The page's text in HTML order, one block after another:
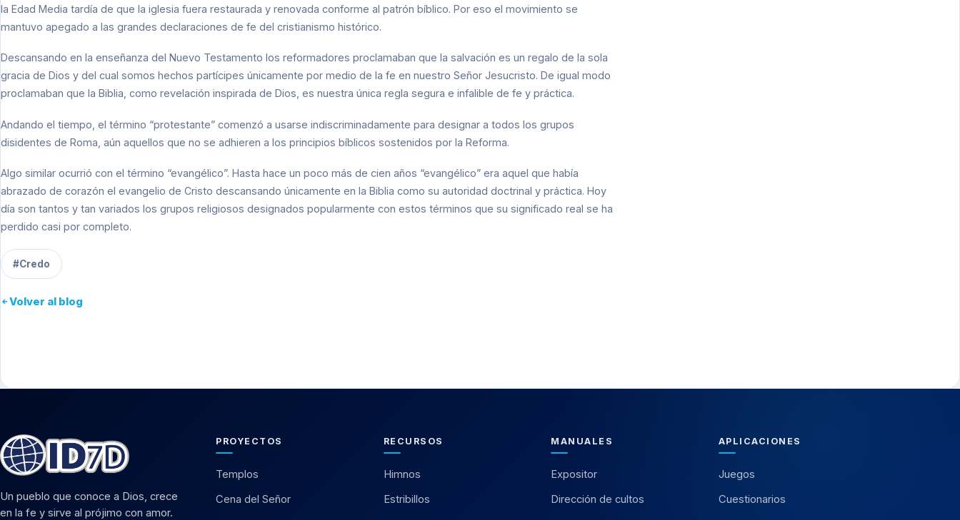
la Edad Media tardía de que la iglesia fuera restaurada y renovada conforme al patrón bíblico. Por eso el movimiento se
mantuvo apegado a las grandes declaraciones de fe del cristianismo histórico.
Descansando en la enseñanza del Nuevo Testamento los reformadores proclamaban que la salvación es un regalo de la sola
gracia de Dios y del cual somos hechos partícipes únicamente por medio de la fe en nuestro Señor Jesucristo. De igual modo
proclamaban que la Biblia, como revelación inspirada de Dios, es nuestra única regla segura e infalible de fe y práctica.
Andando el tiempo, el término “protestante” comenzó a usarse indiscriminadamente para designar a todos los grupos
disidentes de Roma, aún aquellos que no se adhieren a los principios bíblicos sostenidos por la Reforma.
Algo similar ocurrió con el término “evangélico”. Hasta hace un poco más de cien años “evangélico” era aquel que había
abrazado de corazón el evangelio de Cristo descansando únicamente en la Biblia como su autoridad doctrinal y práctica. Hoy
día son tantos y tan variados los grupos religiosos designados popularmente con estos términos que su significado real se ha
perdido casi por completo.
#Credo
Volver al blog
Un pueblo que conoce a Dios, crece
en la fe y sirve al prójimo con amor.
PROYECTOS
Templos
Cena del Señor
RECURSOS
Himnos
Estribillos
MANUALES
Expositor
Dirección de cultos
APLICACIONES
Juegos
Cuestionarios